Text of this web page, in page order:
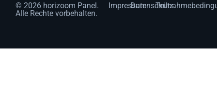
© 2026 horizoom Panel.
Alle Rechte vorbehalten.
ImpressumDatenschutz